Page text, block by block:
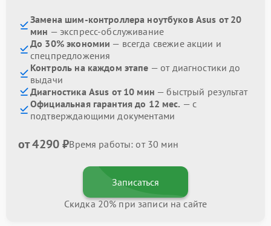
Замена шим-контроллера ноутбуков Asus от 20
мин — экспресс-обслуживание
До 30% экономии — всегда свежие акции и
спецпредложения
Контроль на каждом этапе — от диагностики до
выдачи
Диагностика Asus от 10 мин — быстрый результат
Официальная гарантия до 12 мес. — с
подтверждающими документами
от 4290 ₽Время работы: от 30 мин
Записаться
Скидка 20% при записи на сайте